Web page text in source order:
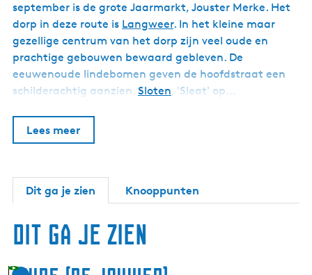
september is de grote Jaarmarkt, Jouster Merke. Het
dorp in deze route is Langweer. In het kleine maar
gezellige centrum van het dorp zijn veel oude en
prachtige gebouwen bewaard gebleven. De
eeuwenoude lindebomen geven de hoofdstraat een
schilderachtig aanzien. Sloten, 'Sleat' op…
Lees meer
Dit ga je zien Knooppunten
Dit ga je zien